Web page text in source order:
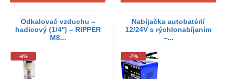
Odkalovač vzduchu –
hadicový (1/4'') – RIPPER
M8...
-6%
Nabíjačka autobatérií
12/24V s rýchlonabíjaním
–...
-7%